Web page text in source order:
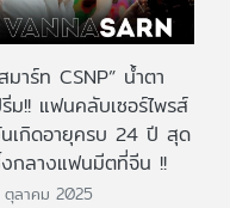
มาร์ท CSNP” น้ำตา
ม!! แฟนคลับเซอร์ไพรส์
เกิดอายุครบ 24 ปี สุด
กลางแฟนมีตที่จีน !!
ตุลาคม 2025